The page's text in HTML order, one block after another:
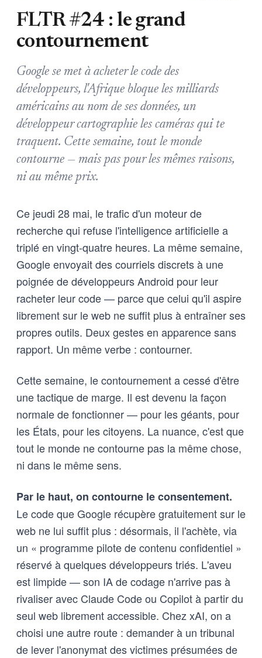
FLTR #24 : le grand
contournement
Google se met à acheter le code des
développeurs, l'Afrique bloque les milliards
américains au nom de ses données, un
développeur cartographie les caméras qui te
traquent. Cette semaine, tout le monde
contourne — mais pas pour les mêmes raisons,
ni au même prix.
Ce jeudi 28 mai, le trafic d'un moteur de
recherche qui refuse l'intelligence artificielle a
triplé en vingt-quatre heures. La même semaine,
Google envoyait des courriels discrets à une
poignée de développeurs Android pour leur
racheter leur code — parce que celui qu'il aspire
librement sur le web ne suffit plus à entraîner ses
propres outils. Deux gestes en apparence sans
rapport. Un même verbe : contourner.
Cette semaine, le contournement a cessé d'être
une tactique de marge. Il est devenu la façon
normale de fonctionner — pour les géants, pour
les États, pour les citoyens. La nuance, c'est que
tout le monde ne contourne pas la même chose,
ni dans le même sens.
Par le haut, on contourne le consentement.
Le code que Google récupère gratuitement sur le
web ne lui suffit plus : désormais, il l'achète, via
un « programme pilote de contenu confidentiel »
réservé à quelques développeurs triés. L'aveu
est limpide — son IA de codage n'arrive pas à
rivaliser avec Claude Code ou Copilot à partir du
seul web librement accessible. Chez xAI, on a
choisi une autre route : demander à un tribunal
de lever l'anonymat des victimes présumées de